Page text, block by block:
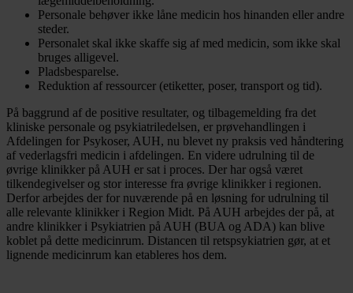
Personale behøver ikke låne medicin hos hinanden eller andre
steder.
Personalet skal ikke skaffe sig af med medicin, som ikke skal
bruges alligevel.
Pladsbesparelse.
Reduktion af ressourcer (etiketter, poser, transport og tid).
På baggrund af de positive resultater, og tilbagemelding fra det
kliniske personale og psykiatriledelsen, er prøvehandlingen i
Afdelingen for Psykoser, AUH, nu blevet ny praksis ved håndtering
af vederlagsfri medicin i afdelingen. En videre udrulning til de
øvrige klinikker på AUH er sat i proces. Der har også været
tilkendegivelser og stor interesse fra øvrige klinikker i regionen.
Derfor arbejdes der for nuværende på en løsning for udrulning til
alle relevante klinikker i Region Midt. På AUH arbejdes der på, at
andre klinikker i Psykiatrien på AUH (BUA og ADA) kan blive
koblet på dette medicinrum. Distancen til retspsykiatrien gør, at et
lignende medicinrum kan etableres hos dem.